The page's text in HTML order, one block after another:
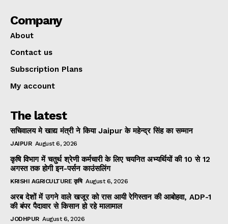
Company
About
Contact us
Subscription Plans
My account
The latest
सचिवालय मे खाद्य मंत्री ने किया Jaipur के महेन्द्र सिंह का सम्मान
JAIPUR August 6, 2026
कृषि विभाग में चतुर्थ श्रेणी कर्मचारी के लिए चयनित अभ्यर्थियों की 10 से 12
अगस्त तक होगी इन-पर्सन काउंसलिंग
KRISHI AGRICULTURE कृषि August 6, 2026
अरब देशों में उगने वाले खजूर को रास आयी रेगिस्तान की आबोहवा, ADP-1
की बंपर पैदावार से किसान हो रहे मालामाल
JODHPUR August 6, 2026